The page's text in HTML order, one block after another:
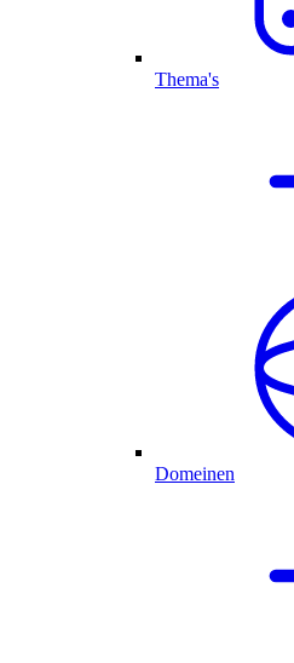
Thema's
Domeinen